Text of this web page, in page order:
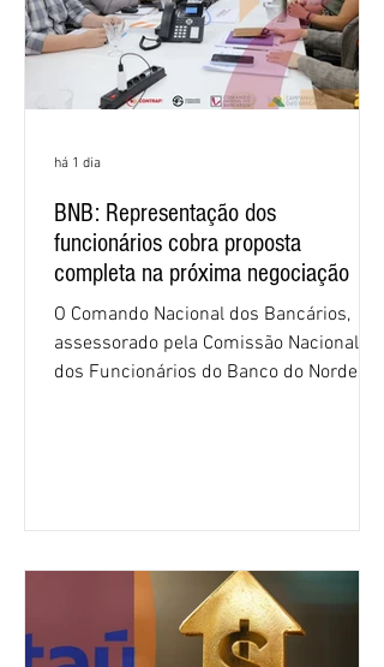
BNB: Representação dos
funcionários cobra proposta
completa na próxima negociação
O Comando Nacional dos Bancários,
assessorado pela Comissão Nacional
dos Funcionários do Banco do Nordeste
negociação encerrou a discussão das
cláusulas econômicas e sindicais da
minuta, e a representação dos
funcionários cobrou que o banco
há 1 dia